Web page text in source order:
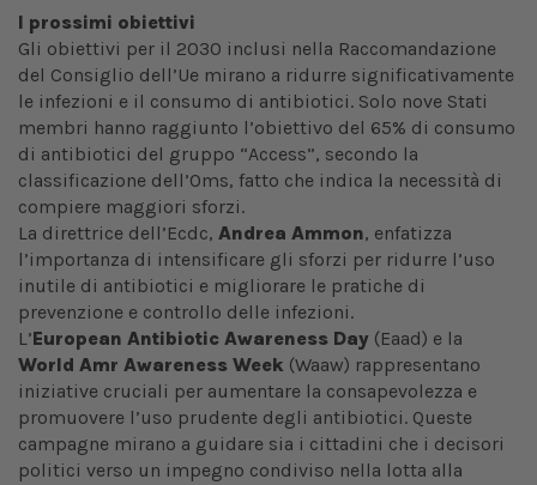
I prossimi obiettivi
Gli obiettivi per il 2030 inclusi nella Raccomandazione
del Consiglio dell’Ue mirano a ridurre significativamente
le infezioni e il consumo di antibiotici. Solo nove Stati
membri hanno raggiunto l’obiettivo del 65% di consumo
di antibiotici del gruppo “Access”, secondo la
classificazione dell’Oms, fatto che indica la necessità di
compiere maggiori sforzi.
La direttrice dell’Ecdc, Andrea Ammon, enfatizza
l’importanza di intensificare gli sforzi per ridurre l’uso
inutile di antibiotici e migliorare le pratiche di
prevenzione e controllo delle infezioni.
L’European Antibiotic Awareness Day (Eaad) e la
World Amr Awareness Week (Waaw) rappresentano
iniziative cruciali per aumentare la consapevolezza e
promuovere l’uso prudente degli antibiotici. Queste
campagne mirano a guidare sia i cittadini che i decisori
politici verso un impegno condiviso nella lotta alla